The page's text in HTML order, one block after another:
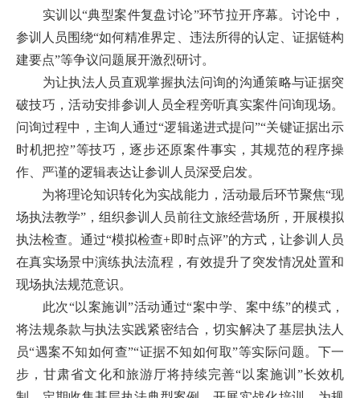
实训以“典型案件复盘讨论”环节拉开序幕。讨论中，
参训人员围绕“如何精准界定、违法所得的认定、证据链构
建要点”等争议问题展开激烈研讨。
为让执法人员直观掌握执法问询的沟通策略与证据突
破技巧，活动安排参训人员全程旁听真实案件问询现场。
问询过程中，主询人通过“逻辑递进式提问”“关键证据出示
时机把控”等技巧，逐步还原案件事实，其规范的程序操
作、严谨的逻辑表达让参训人员深受启发。
为将理论知识转化为实战能力，活动最后环节聚焦“现
场执法教学”，组织参训人员前往文旅经营场所，开展模拟
执法检查。通过“模拟检查+即时点评”的方式，让参训人员
在真实场景中演练执法流程，有效提升了突发情况处置和
现场执法规范意识。
此次“以案施训”活动通过“案中学、案中练”的模式，
将法规条款与执法实践紧密结合，切实解决了基层执法人
员“遇案不知如何查”“证据不知如何取”等实际问题。下一
步，甘肃省文化和旅游厅将持续完善“以案施训”长效机